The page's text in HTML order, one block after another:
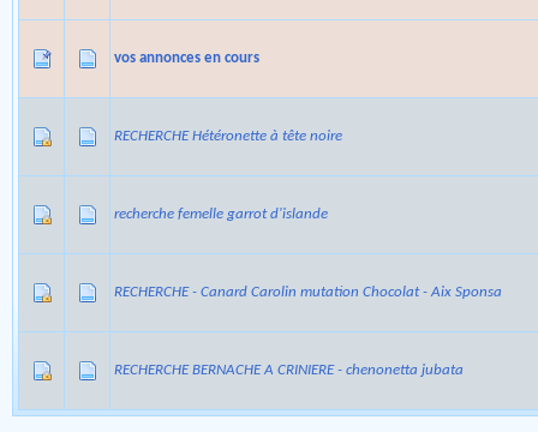
vos annonces en cours
RECHERCHE Hétéronette à tête noire
recherche femelle garrot d'islande
RECHERCHE - Canard Carolin mutation Chocolat - Aix Sponsa
RECHERCHE BERNACHE A CRINIERE - chenonetta jubata